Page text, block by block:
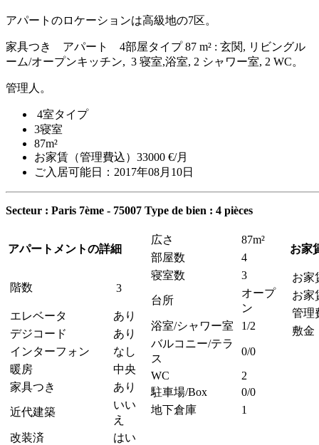
アパートのロケーションは高級地の7区。
家具つき アパート 4部屋タイプ 87 m² : 玄関, リビングル
ーム/オープンキッチン, 3 寝室,浴室, 2 シャワー室, 2 WC。
管理人。
4室タイプ
3寝室
87m²
お家賃（管理費込）33000 €/月
ご入居可能日：2017年08月10日
Secteur : Paris 7ème - 75007 Type de bien : 4 pièces
アパートメントの詳細
階数 3
エレベータ
あり
デジコード
あり
インターフォン
なし
暖房
中央
家具つき
あり
近代建築
いい
え
改装済
はい
広さ
87m²
部屋数
4
寝室数
3
台所
オープ
ン
浴室/シャワー室
1/2
バルコニー/テラ
ス
0/0
WC
2
駐車場/Box
0/0
地下倉庫
1
お家
お家
お
管理
敷金